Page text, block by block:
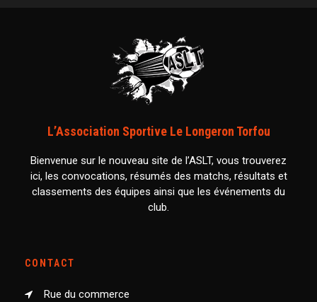
L’Association Sportive Le Longeron Torfou
Bienvenue sur le nouveau site de l’ASLT, vous trouverez
ici, les convocations, résumés des matchs, résultats et
classements des équipes ainsi que les événements du
club.
CONTACT
Rue du commerce